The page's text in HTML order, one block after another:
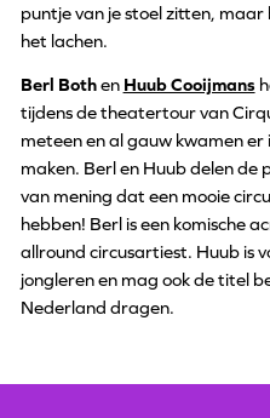
puntje van je stoel zitten, maar
het lachen.
Berl Bothen Huub Cooijmans
tijdens de theatertour van
meteen en al gauw kwamen er
maken. Berl en Huub delen de
van mening dat een mooie
hebben! Berl is een komische
allround circusartiest. Huub is
jongleren en mag ook de titel
Nederland dragen.